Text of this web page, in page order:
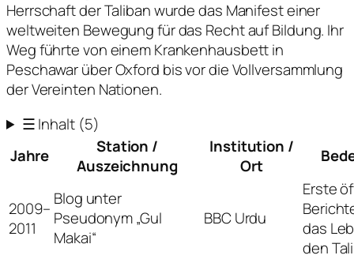
Herrschaft der Taliban wurde das Manifest einer
weltweiten Bewegung für das Recht auf Bildung. Ihr
Weg führte von einem Krankenhausbett in
Peschawar über Oxford bis vor die Vollversammlung
der Vereinten Nationen.
☰Inhalt (5)
Jahre
Station /
Auszeichnung
Institution /
Ort
2009–
2011
Blog unter
Pseudonym „Gul
Makai“
BBC Urdu
Erste
das
den